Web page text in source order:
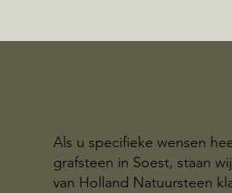
Als u specifieke wensen
grafsteen in Soest, staan
van Holland Natuursteen